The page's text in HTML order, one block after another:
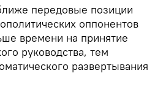
передовые позиции
оппонентов
времени на принятие
руководства, тем
развертывания